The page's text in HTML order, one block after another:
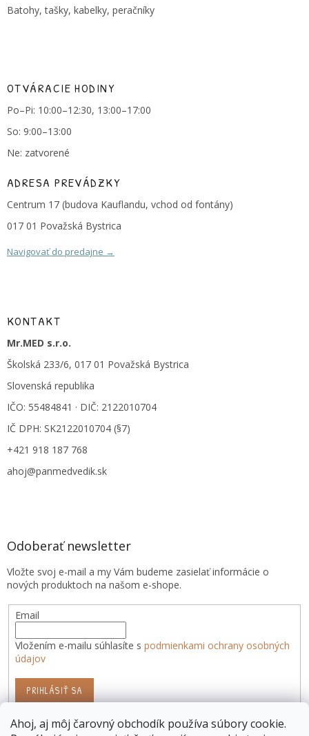
Ahoj, aj môj čarovný obchodík používa súbory cookie.
Batohy, tašky, kabelky, peračníky
OTVÁRACIE HODINY
Po–Pi: 10:00–12:30, 13:00–17:00
So: 9:00–13:00
Ne: zatvorené
ADRESA PREVÁDZKY
Centrum 17 (budova Kauflandu, vchod od fontány)
017 01 Považská Bystrica
Navigovať do predajne →
KONTAKT
Mr.MED s.r.o.
Školská 233/6, 017 01 Považská Bystrica
Slovenská republika
IČO: 55484841 · DIČ: 2122010704
IČ DPH: SK2122010704 (§7)
+421 918 187 768
ahoj@panmedvedik.sk
Odoberať newsletter
Vložte svoj e-mail a my Vám budeme zasielať informácie o
nových produktoch na našom e-shope.
Email
Vložením e-mailu súhlasíte s podmienkami ochrany osobných
údajov
PRIHLÁSIŤ SA